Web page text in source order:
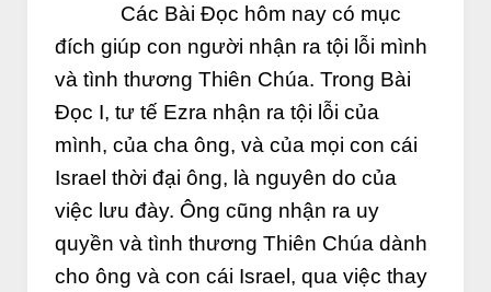
Các Bài Đọc hôm nay có mục
đích giúp con người nhận ra tội lỗi mình
và tình thương Thiên Chúa. Trong Bài
Đọc I, tư tế Ezra nhận ra tội lỗi của
mình, của cha ông, và của mọi con cái
Israel thời đại ông, là nguyên do của
việc lưu đày. Ông cũng nhận ra uy
quyền và tình thương Thiên Chúa dành
cho ông và con cái Israel, qua việc thay